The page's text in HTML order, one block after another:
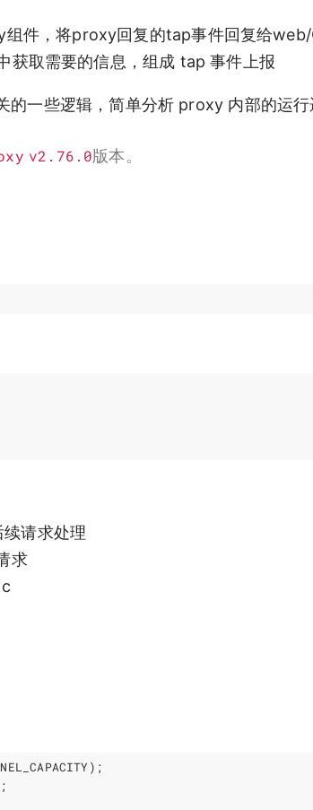
件，将proxy回复的tap事件回复给web/
取需要的信息，组成 tap 事件上报
一些逻辑，简单分析 proxy 内部的运行
v2.76.0版本。
请求处理
求
);